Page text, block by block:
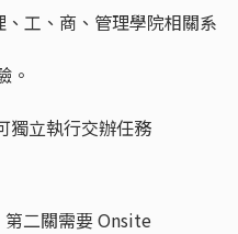
工、商、管理學院相關系
。
獨立執行交辦任務
二關需要 Onsite